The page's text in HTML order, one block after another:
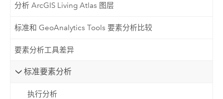
分析 ArcGIS Living Atlas 图层
标准和 GeoAnalytics Tools 要素分析比较
要素分析工具差异
标准要素分析
执行分析